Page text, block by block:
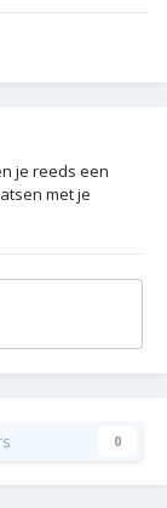
je reeds een
met je
0